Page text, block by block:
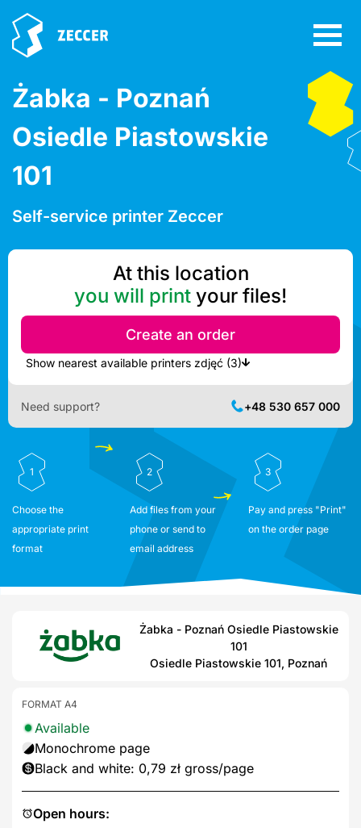
Żabka - Poznań
Osiedle Piastowskie
101
Self-service printer Zeccer
At this location
you will print your files!
Create an order
Show nearest available printers zdjęć (3)
Need support? +48 530 657 000
1
Choose the
appropriate print
format
2
Add files from your
phone or send to
email address
3
Pay and press "Print"
on the order page
Żabka - Poznań Osiedle Piastowskie
101
Osiedle Piastowskie 101, Poznań
Open hours:
FORMAT A4
Available
Monochrome page
Black and white: 0,79 zł gross/page